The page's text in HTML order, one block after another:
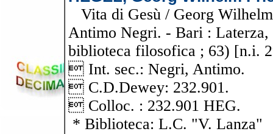
Vita di Gesù / Georg
Antimo Negri. - Bari :
biblioteca filosofica ; 63) [n.i.
 Int. sec.: Negri, Antimo.
 C.D.Dewey: 232.901.
 Colloc. : 232.901 HEG.
* Biblioteca: L.C. "V. Lanza"